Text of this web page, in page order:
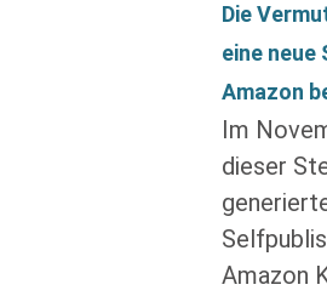
Die
eine neue
Amazon
Im
dieser
Amazon